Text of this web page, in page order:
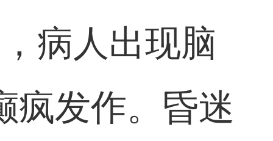
病人出现脑
疯发作。昏迷